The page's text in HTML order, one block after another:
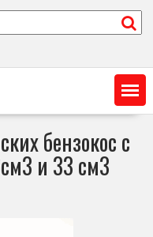
бензокос с
и 33 см3